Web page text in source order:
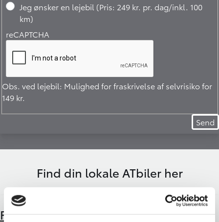
Jeg ønsker en lejebil (Pris: 249 kr. pr. dag/inkl. 100
km)
reCAPTCHA
Obs. ved lejebil: Mulighed for fraskrivelse af selvrisiko for
149 kr.
Find din lokale ATbiler her
Fredericia